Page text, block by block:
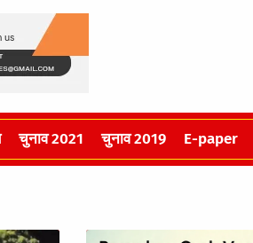
चुनाव 2021 चुनाव 2019 E-paper